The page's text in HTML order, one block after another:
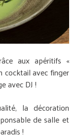
aux apéritifs «
cocktail avec finger
avec DJ !
la décoration
de salle et
!